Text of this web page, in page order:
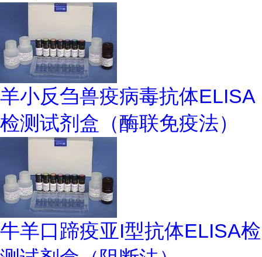
羊小反刍兽疫病毒抗体ELISA
检测试剂盒（酶联免疫法）
牛羊口蹄疫亚I型抗体ELISA检